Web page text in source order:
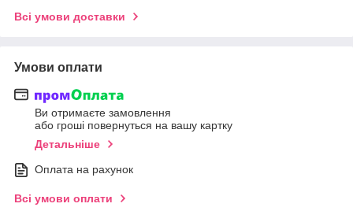
Всі умови доставки
Умови оплати
Ви отримаєте замовлення
або гроші повернуться на вашу картку
Детальніше
Оплата на рахунок
Всі умови оплати